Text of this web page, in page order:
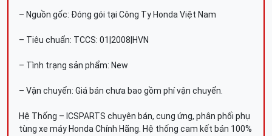
– Nguồn gốc: Đóng gói tại Công Ty Honda Việt Nam
– Tiêu chuẩn: TCCS: 01|2008|HVN
– Tình trạng sản phẩm: New
– Vận chuyển: Giá bán chưa bao gồm phí vận chuyển.
Hệ Thống – ICSPARTS chuyên bán, cung ứng, phân phối phụ
tùng xe máy Honda Chính Hãng. Hệ thống cam kết bán 100%